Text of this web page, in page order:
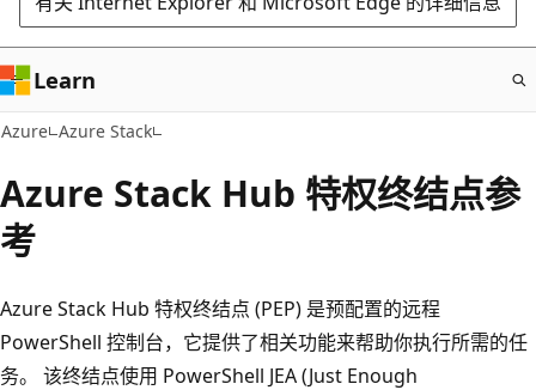
Learn
Azure Azure Stack
Azure Stack Hub 特权终结点参
考
Azure Stack Hub 特权终结点 (PEP) 是预配置的远程
PowerShell 控制台，它提供了相关功能来帮助你执行所需的任
务。 该终结点使用 PowerShell JEA (Just Enough